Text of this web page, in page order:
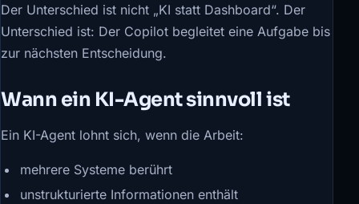
Der Unterschied ist nicht „KI statt Dashboard“. Der
Unterschied ist: Der Copilot begleitet eine Aufgabe bis
zur nächsten Entscheidung.
Wann ein KI-Agent sinnvoll ist
Ein KI-Agent lohnt sich, wenn die Arbeit:
mehrere Systeme berührt
unstrukturierte Informationen enthält